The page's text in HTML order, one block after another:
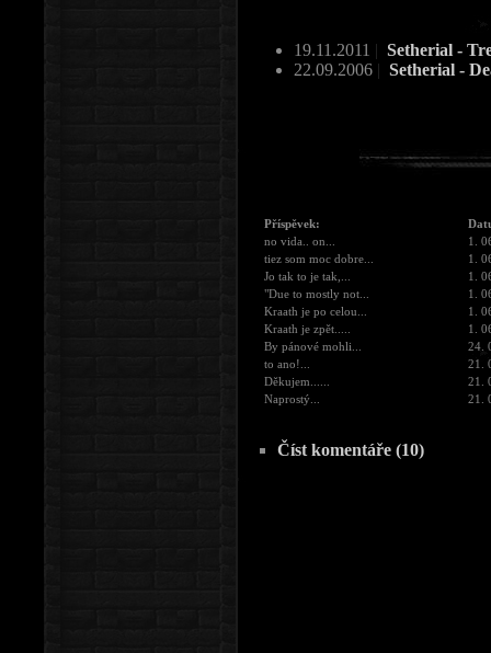
19.11.2011 | Setherial -
22.09.2006 | Setherial -
Příspěvek:
no vida.. on...
1.
tiez som moc dobre...
1.
Jo tak to je tak,...
1.
"Due to mostly not...
1.
Kraath je po celou...
1.
Kraath je zpět.....
1.
By pánové mohli...
24.
to ano!...
21.
Děkujem......
21.
Naprostý...
21.
Číst komentáře (10)